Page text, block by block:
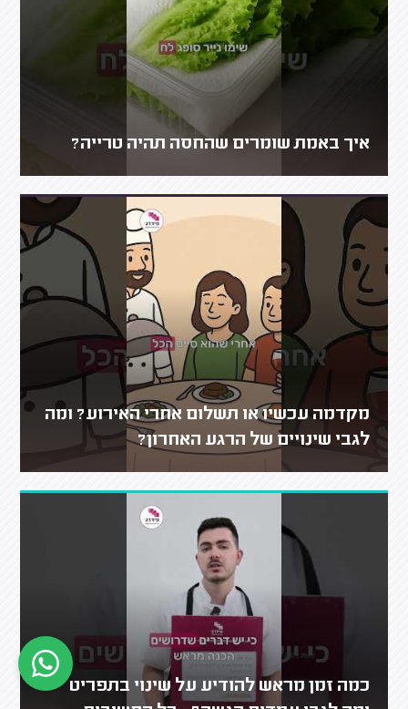
איך באמת שומרים שהחסה תהיה טרייה?
מקדמה עכשיו או תשלום אחרי האירוע? ומה
לגבי שינויים של הרגע האחרון?
כמה זמן מראש להודיע על שינוי בתפריט